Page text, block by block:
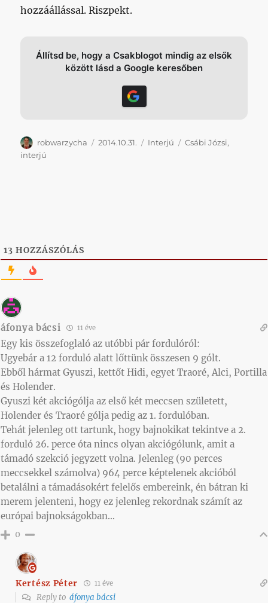
hozzáállással. Riszpekt.
Állítsd be, hogy a Csakblogot mindig az elsők
között lásd a Google keresőben
Szerző
robwarzycha Közzétéve
2014.10.31. Kategória
Interjú Címke
Csábi Józsi,
interjú
13 HOZZÁSZÓLÁS
áfonya bácsi 11 éve
Egy kis összefoglaló az utóbbi pár fordulóról:
Ugyebár a 12 forduló alatt lőttünk összesen 9 gólt.
Ebből hármat Gyuszi, kettőt Hidi, egyet Traoré, Alci, Portilla
és Holender.
Gyuszi két akciógólja az első két meccsen született,
Holender és Traoré gólja pedig az 1. fordulóban.
Tehát jelenleg ott tartunk, hogy bajnokikat tekintve a 2.
forduló 26. perce óta nincs olyan akciógólunk, amit a
támadó szekció jegyzett volna. Jelenleg (90 perces
meccsekkel számolva) 964 perce képtelenek akcióból
betalálni a támadásokért felelős embereink, én bátran ki
merem jelenteni, hogy ez jelenleg rekordnak számít az
európai bajnokságokban…
0
Kertész Péter 11 éve
Reply to áfonya bácsi